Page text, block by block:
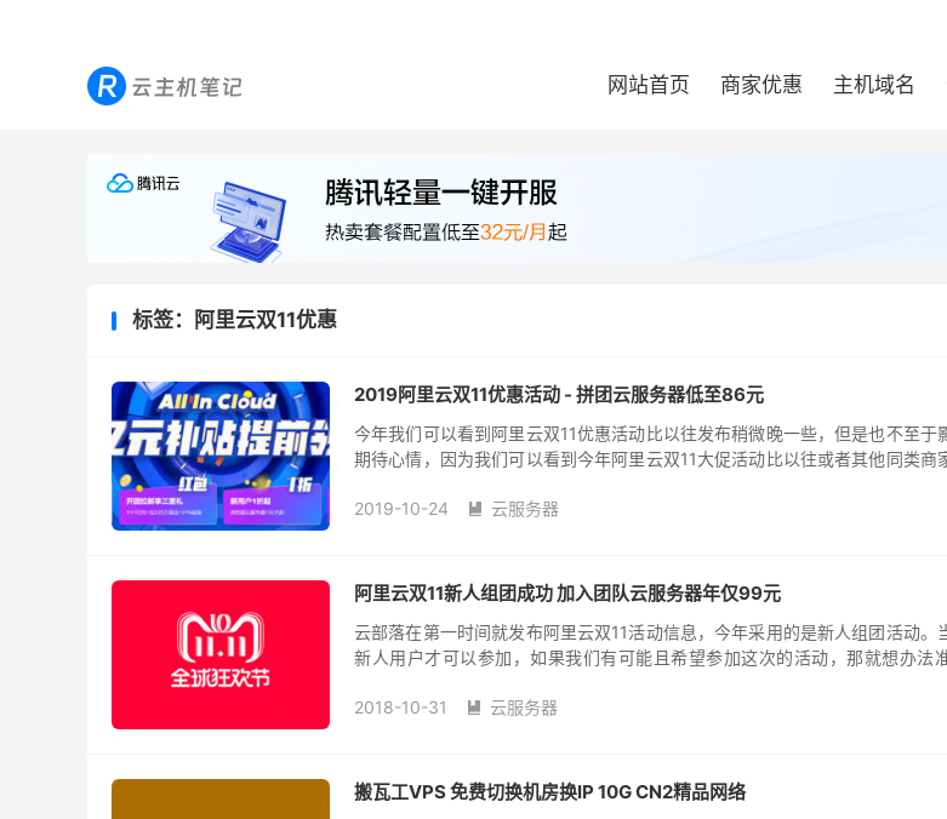
网站首页 商家优惠 主机域名
标签：阿里云双11优惠
2019阿里云双11优惠活动 - 拼团云服务器低至86元
今年我们可以看到阿里云双11优惠活动比以往发布稍微晚一些，但是也不至于
期待心情，因为我们可以看到今年阿里云双11大促活动比以往或者其他同类商
2019-10-24
 云服务器
阿里云双11新人组团成功 加入团队云服务器年仅99元
云部落在第一时间就发布阿里云双11活动信息，今年采用的是新人组团活动。
新人用户才可以参加，如果我们有可能且希望参加这次的活动，那就想办法
2018-10-31
 云服务器
搬瓦工VPS 免费切换机房换IP 10G CN2精品网络